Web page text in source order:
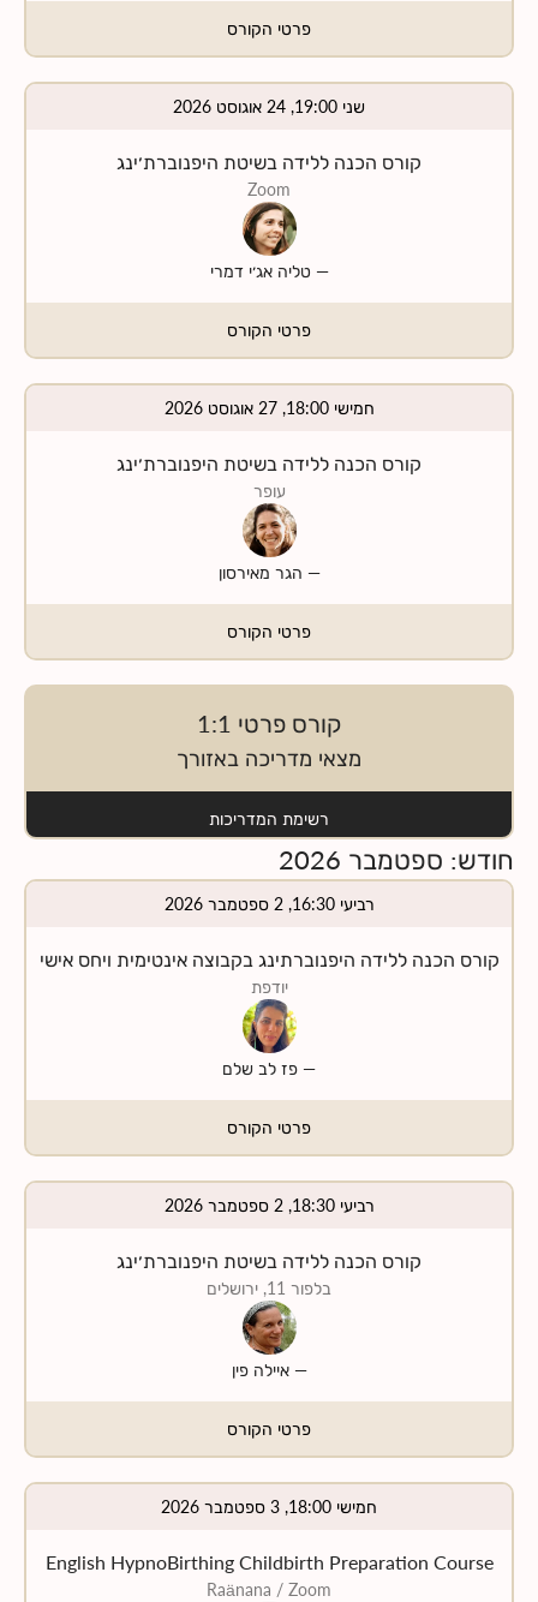
פרטי הקורס
שני 19:00, 24 אוגוסט 2026
קורס הכנה ללידה בשיטת היפנוברת׳ינג
Zoom
— טליה אג׳י דמרי
פרטי הקורס
חמישי 18:00, 27 אוגוסט 2026
קורס הכנה ללידה בשיטת היפנוברת׳ינג
עופר
— הגר מאירסון
פרטי הקורס
קורס פרטי 1:1
מצאי מדריכה באזורך
רשימת המדריכות
חודש: ספטמבר 2026
רביעי 16:30, 2 ספטמבר 2026
קורס הכנה ללידה היפנוברתינג בקבוצה אינטימית ויחס אישי
יודפת
— פז לב שלם
פרטי הקורס
רביעי 18:30, 2 ספטמבר 2026
קורס הכנה ללידה בשיטת היפנוברת׳ינג
בלפור 11, ירושלים
—איילה פין
פרטי הקורס
חמישי 18:00, 3 ספטמבר 2026
English HypnoBirthing Childbirth Preparation Course
Raänana / Zoom